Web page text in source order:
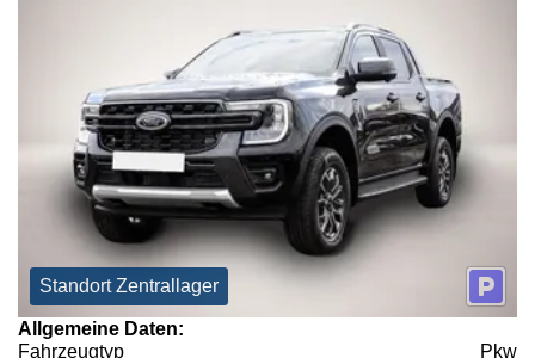
Standort Zentrallager
Allgemeine Daten:
Fahrzeugtyp
Pkw